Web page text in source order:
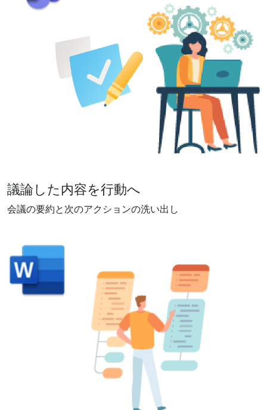
議論した内容を行動へ
会議の要約と次のアクションの洗い出し